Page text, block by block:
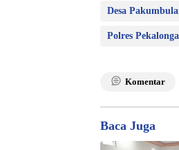
Desa
Polres
Komentar
Baca Juga